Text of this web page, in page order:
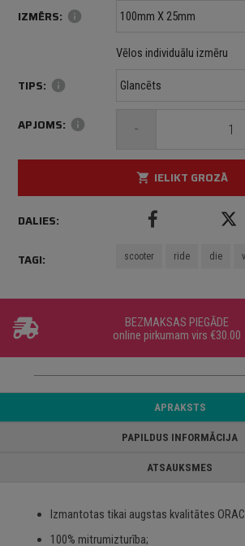
IZMĒRS: info
mm mm
Maksimālais izmērs: 1000 mm
Vēlos individuālu izmēru
TIPS: info
APJOMS: info -
shopping_cart IELIKT GROZĀ
DALIES:
TAGI: scooter ride die
BEZMAKSAS PIEGĀDE
online pirkumam virs €30.00
APRAKSTS
PAPILDUS INFORMĀCIJA
ATSAUKSMES
Izmantotas tikai augstas kvalitātes
100% mitrumizturība;